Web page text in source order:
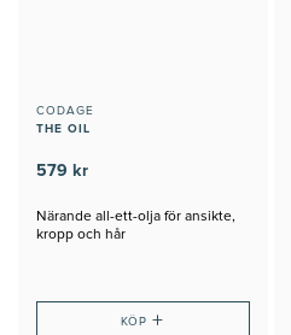
CODAGE
THE OIL
579 kr
Närande all-ett-olja för ansikte,
kropp och hår
KÖP+